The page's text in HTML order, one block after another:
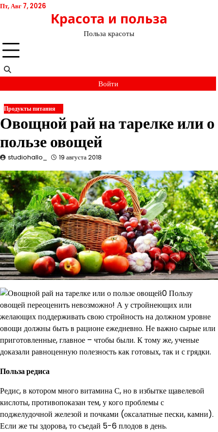
Перейти
Пт, Авг 7, 2026
Красота и польза
Польза красоты
Войти
Продукты питания
Овощной рай на тарелке или о
пользе овощей
studiohallo_ 19 августа 2018
Пользу
овощей переоценить невозможно! А у стройнеющих или
желающих поддерживать свою стройность на должном уровне
овощи должны быть в рационе ежедневно. Не важно сырые или
приготовленные, главное – чтобы были. К тому же, ученые
доказали равноценную полезность как готовых, так и с грядки.
Польза редиса
Редис, в котором много витамина С, но в избытке щавелевой
кислоты, противопоказан тем, у кого проблемы с
поджелудочной железой и почками (оксалатные пески, камни).
Если же ты здорова, то съедай 5-6 плодов в день.